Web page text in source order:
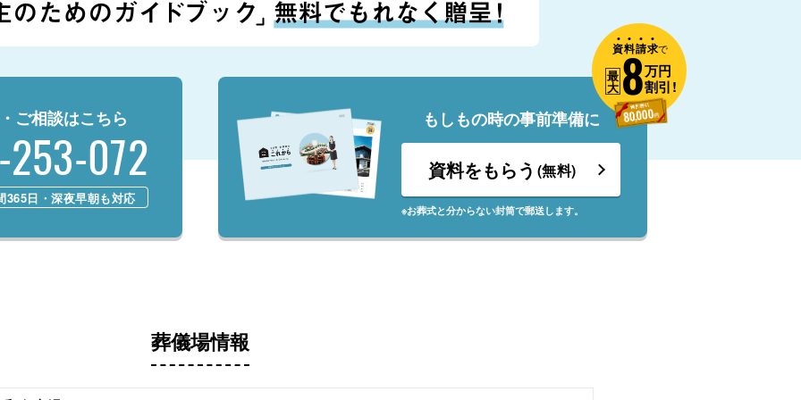
ご相談はこちら
072
365日・深夜早朝も対応
もしもの時の事前準備に
資料をもらう (無料)
※お葬式と分からない封筒で郵送します。
資料請求で
最
大8万円
割引!
葬儀場情報